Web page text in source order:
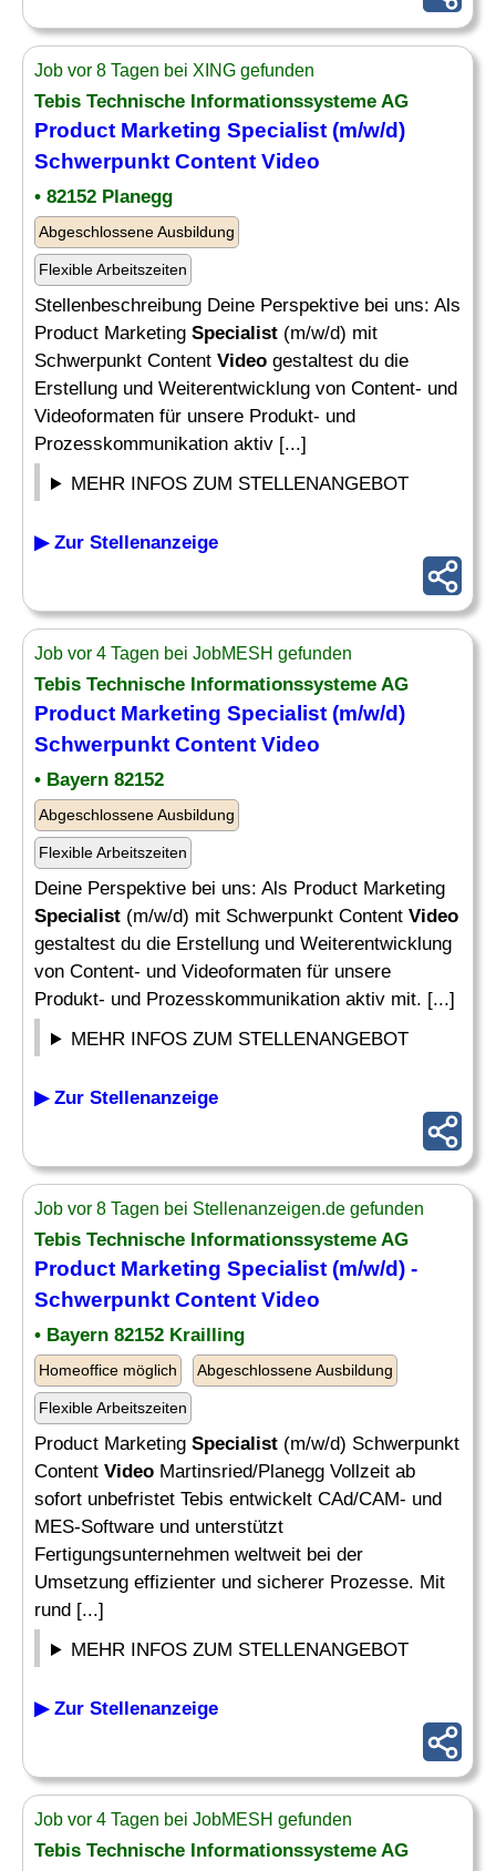
Job vor 8 Tagen bei XING gefunden
Tebis Technische Informationssysteme AG
Product Marketing Specialist (m/w/d)
Schwerpunkt Content Video
• 82152 Planegg
Abgeschlossene Ausbildung
Flexible Arbeitszeiten
Stellenbeschreibung Deine Perspektive bei uns: Als
Product Marketing Specialist (m/w/d) mit
Schwerpunkt Content Video gestaltest du die
Erstellung und Weiterentwicklung von Content- und
Videoformaten für unsere Produkt- und
Prozesskommunikation aktiv [...]
MEHR INFOS ZUM STELLENANGEBOT
▶ Zur Stellenanzeige
Job vor 4 Tagen bei JobMESH gefunden
Tebis Technische Informationssysteme AG
Product Marketing Specialist (m/w/d)
Schwerpunkt Content Video
• Bayern 82152
Abgeschlossene Ausbildung
Flexible Arbeitszeiten
Deine Perspektive bei uns: Als Product Marketing
Specialist (m/w/d) mit Schwerpunkt Content Video
gestaltest du die Erstellung und Weiterentwicklung
von Content- und Videoformaten für unsere
Produkt- und Prozesskommunikation aktiv mit. [...]
MEHR INFOS ZUM STELLENANGEBOT
▶ Zur Stellenanzeige
Job vor 8 Tagen bei Stellenanzeigen.de gefunden
Tebis Technische Informationssysteme AG
Product Marketing Specialist (m/w/d) -
Schwerpunkt Content Video
• Bayern 82152 Krailling
Homeoffice möglich Abgeschlossene Ausbildung
Flexible Arbeitszeiten
Product Marketing Specialist (m/w/d) Schwerpunkt
Content Video Martinsried/Planegg Vollzeit ab
sofort unbefristet Tebis entwickelt CAd/CAM- und
MES-Software und unterstützt
Fertigungsunternehmen weltweit bei der
Umsetzung effizienter und sicherer Prozesse. Mit
rund [...]
MEHR INFOS ZUM STELLENANGEBOT
▶ Zur Stellenanzeige
Job vor 4 Tagen bei JobMESH gefunden
Tebis Technische Informationssysteme AG